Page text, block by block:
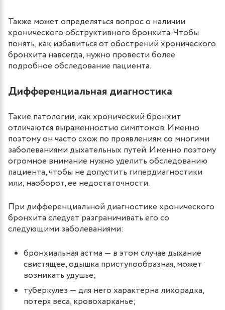
Также может определяться вопрос о наличии
хронического обструктивного бронхита. Чтобы
понять, как избавиться от обострений хронического
бронхита навсегда, нужно провести более
подробное обследование пациента.
Дифференциальная диагностика
Такие патологии, как хронический бронхит
отличаются выраженностью симптомов. Именно
поэтому он часто схож по проявлениям со многими
заболеваниями дыхательных путей. Именно поэтому
огромное внимание нужно уделить обследованию
пациента, чтобы не допустить гипердиагностики
или, наоборот, ее недостаточности.
При дифференциальной диагностике хронического
бронхита следует разграничивать его со
следующими заболеваниями:
бронхиальная астма — в этом случае дыхание
свистящее, одышка приступообразная, может
возникать удушье;
туберкулез — для него характерна лихорадка,
потеря веса, кровохарканье;